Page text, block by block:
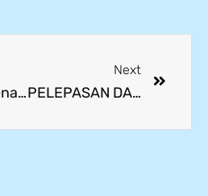
Lowongan Tenaga Pengajar Profesional
Next
PELEPASAN DAN WISUDA Siswa Angkatan IX Tahun 2023 “Never Give Up to Reach Your Dream”